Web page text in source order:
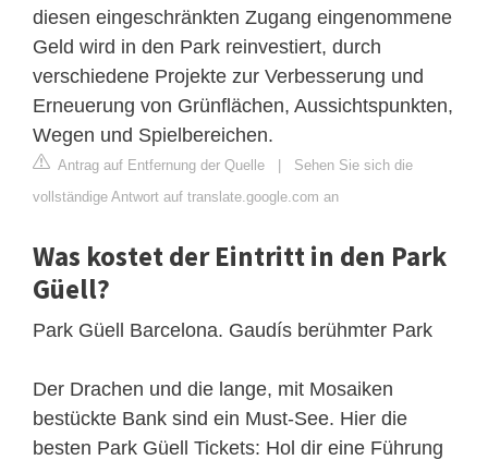
diesen eingeschränkten Zugang eingenommene
Geld wird in den Park reinvestiert, durch
verschiedene Projekte zur Verbesserung und
Erneuerung von Grünflächen, Aussichtspunkten,
Wegen und Spielbereichen.
Antrag auf Entfernung der Quelle | Sehen Sie sich die
vollständige Antwort auf translate.google.com an
Was kostet der Eintritt in den Park
Güell?
Park Güell Barcelona. Gaudís berühmter Park
Der Drachen und die lange, mit Mosaiken
bestückte Bank sind ein Must-See. Hier die
besten Park Güell Tickets: Hol dir eine Führung